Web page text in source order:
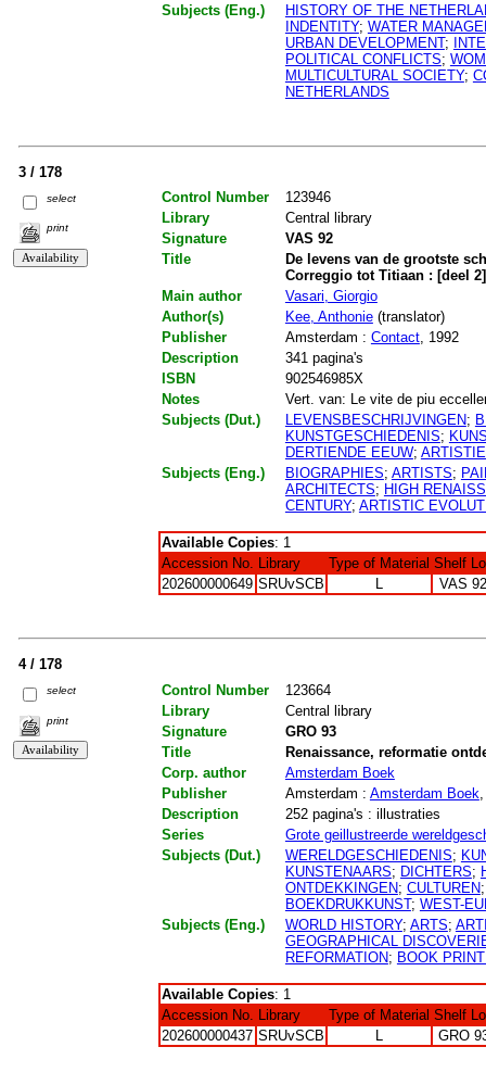
Subjects (Eng.)
HISTORY OF THE
INDENTITY; WATER
URBAN DEVELOPMENT;
POLITICAL CONFLICTS;
MULTICULTURAL SOCIETY;
NETHERLANDS
3 / 178
select
print
Control Number
123946
Library
Central library
Signature
VAS 92
Title
De levens van de grootste
Correggio tot Titiaan : [deel 2]
Main author
Vasari, Giorgio
Author(s)
Kee, Anthonie(translator)
Publisher
Amsterdam : Contact, 1992
Description
341 pagina's
ISBN
902546985X
Notes
Vert. van: Le vite de piu
Subjects (Dut.)
LEVENSBESCHRIJVINGEN;
KUNSTGESCHIEDENIS;
DERTIENDE EEUW;
Subjects (Eng.)
BIOGRAPHIES; ARTISTS;
ARCHITECTS; HIGH
CENTURY; ARTISTIC
Available Copies: 1
Accession No. Library Type of Material Shelf
202600000649 SRUvSCB L VAS
4 / 178
select
print
Control Number
123664
Library
Central library
Signature
GRO 93
Title
Renaissance, reformatie
Corp. author
Amsterdam Boek
Publisher
Amsterdam : Amsterdam Boek,
Description
252 pagina's : illustraties
Series
Grote geillustreerde
Subjects (Dut.)
WERELDGESCHIEDENIS;
KUNSTENAARS; DICHTERS;
ONTDEKKINGEN; CULTUREN
BOEKDRUKKUNST; WEST-
Subjects (Eng.)
WORLD HISTORY; ARTS;
GEOGRAPHICAL
REFORMATION; BOOK
Available Copies: 1
Accession No. Library Type of Material Shelf
202600000437 SRUvSCB L GRO